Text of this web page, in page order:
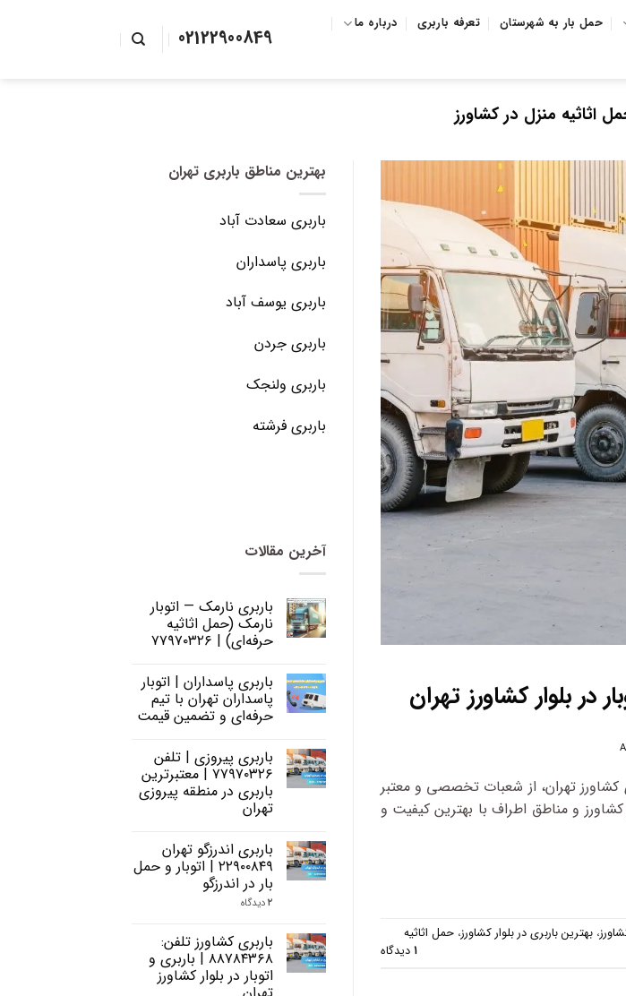
حمل بار به شهرستان تعرفه باربری
درباره ما
02122900849
اثاثیه منزل در کشاورز
| اتوبار شبانه روزی بلوار کشاورز | تلفن: ۸۸۷۸۴۳۶۸ باربری کشاورز تهران، از شعبات تخصصی و معتبر
کشاورز و مناطق اطراف با بهترین کیفیت و
، بهترین باربری در بلوار کشاورز، حمل اثاثیه
۱ دیدگاه
بهترین مناطق باربری تهران
باربری سعادت آباد
باربری پاسداران
باربری یوسف آباد
باربری جردن
باربری ولنجک
باربری فرشته
آخرین مقالات
باربری نارمک — اتوبار
نارمک (حمل اثاثیه
حرفه‌ای) | ۷۷۹۷۰۳۲۶
باربری پاسداران | اتوبار
پاسداران تهران با تیم
حرفه‌ای و تضمین قیمت
باربری پیروزی | تلفن
۷۷۹۷۰۳۲۶ | معتبرترین
باربری در منطقه پیروزی
تهران
باربری اندرزگو تهران
۲۲۹۰۰۸۴۹ | اتوبار و حمل
بار در اندرزگو
۲دیدگاه
باربری کشاورز تلفن:
۸۸۷۸۴۳۶۸ | باربری و
اتوبار در بلوار کشاورز